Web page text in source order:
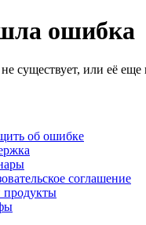
ошибка
существует, или её еще
об ошибке
соглашение